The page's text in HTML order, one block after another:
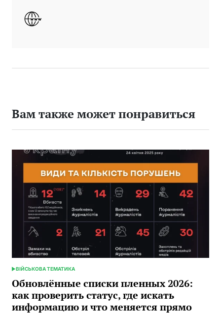
Вам также может понравиться
ОПУБЛИКОВАНО
В
ВІЙСЬКОВА ТЕМАТИКА
Обновлённые списки пленных 2026:
как проверить статус, где искать
информацию и что меняется прямо